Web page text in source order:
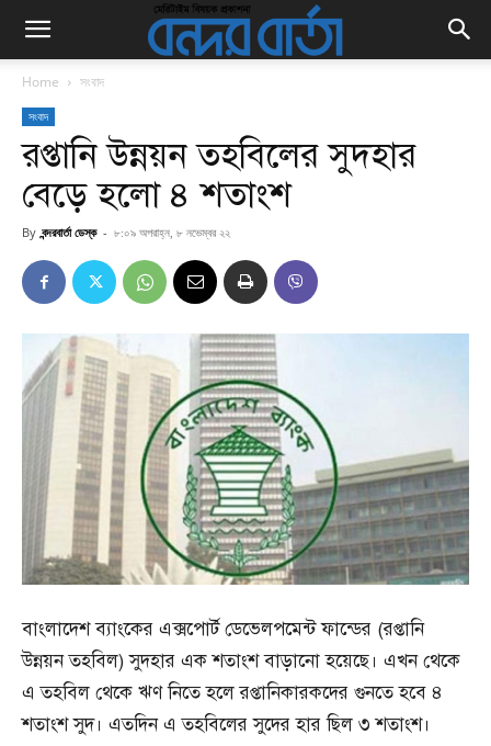
Home সংবাদ
সংবাদ
রপ্তানি উন্নয়ন তহবিলের সুদহার
বেড়ে হলো ৪ শতাংশ
By বন্দরবার্তা ডেস্ক - ৮:০৯ অপরাহ্ন, ৮ নভেম্বর ২২
বাংলাদেশ ব্যাংকের এক্সপোর্ট ডেভেলপমেন্ট ফান্ডের (রপ্তানি
উন্নয়ন তহবিল) সুদহার এক শতাংশ বাড়া‌নো হয়েছে। এখন থেকে
এ তহবিল থেকে ঋণ নি‌তে হ‌লে রপ্তানিকারকদের গুনতে হ‌বে ৪
শতাংশ সুদ। এত‌দিন এ তহবিলের সু‌দের হার ছিল ৩ শতাংশ।